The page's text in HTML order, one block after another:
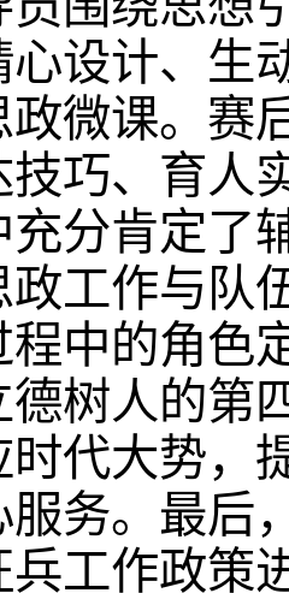
心设计、生
政微课。赛
技巧、育人
充分肯定了
政工作与队
程中的角色
德树人的第
时代大势，
服务。最后
兵工作政策